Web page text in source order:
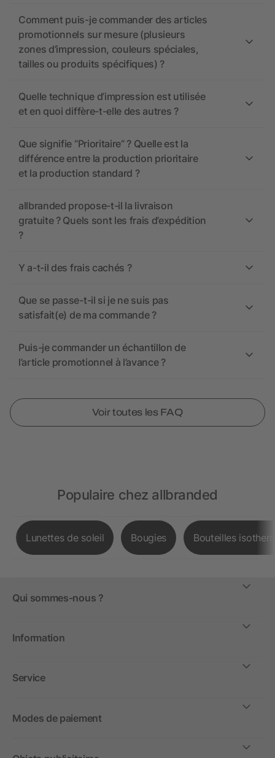
Comment puis-je commander des articles
promotionnels sur mesure (plusieurs
zones d’impression, couleurs spéciales,
tailles ou produits spécifiques) ?
Quelle technique d’impression est utilisée
et en quoi diffère-t-elle des autres ?
Que signifie “Prioritaire” ? Quelle est la
différence entre la production prioritaire
et la production standard ?
allbranded propose-t-il la livraison
gratuite ? Quels sont les frais d’expédition
?
Y a-t-il des frais cachés ?
Que se passe-t-il si je ne suis pas
satisfait(e) de ma commande ?
Puis-je commander un échantillon de
l’article promotionnel à l’avance ?
Voir toutes les FAQ
Populaire chez allbranded
Lunettes de soleil Bougies Bouteilles
Qui sommes-nous ?
Information
Service
Modes de paiement